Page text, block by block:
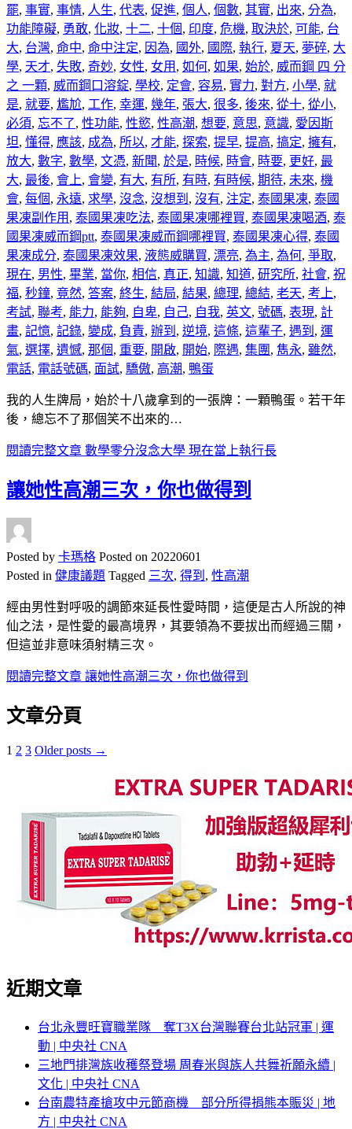
罷, 事實, 事情, 人生, 代表, 促進, 個人, 個數, 其實, 出來, 分為,
功能障礙, 勇敢, 化妝, 十二, 十個, 印度, 危機, 取決於, 可能, 台
大, 台灣, 命中, 命中注定, 因為, 國外, 國際, 執行, 夏天, 夢碎, 大
學, 天才, 失敗, 奇妙, 女性, 女用 , 如何, 如果, 始於, 威而鋼 四 分
之 一顆, 威而鋼口溶錠, 學校, 定會, 容易, 實力, 對方, 小學, 就
是, 就要, 尷尬, 工作, 幸運, 幾年, 張大, 很多, 後來, 從十, 從小,
必須, 忘不了, 性功能, 性慾, 性高潮, 想要, 意思, 意識, 愛因斯
坦, 懂得, 應該, 成為, 所以, 才能, 探索, 提早, 提高, 搞定, 擁有,
放大, 數字, 數學, 文憑, 新聞, 於是, 時候, 時會, 時要, 更好, 最
大, 最後, 會上, 會變, 有大, 有所, 有時, 有時候, 期待, 未來, 機
會, 每個, 永遠, 求學, 沒念, 沒想到 , 沒有, 注定, 泰國果凍, 泰國
果凍副作用 , 泰國果凍吃法, 泰國果凍哪裡買, 泰國果凍喝酒, 泰
國果凍威而鋼ptt, 泰國果凍威而鋼哪裡買, 泰國果凍心得, 泰國
果凍成分, 泰國果凍效果, 液態威購買, 漂亮, 為主, 為何, 爭取,
現在, 男性, 畢業, 當你, 相信, 真正, 知識, 知道, 研究所, 社會, 祝
福, 秒鐘, 竟然, 答案, 終生, 結局, 結果, 總理, 總結, 老天, 考上,
考試, 聯考, 能力, 能夠, 自卑, 自己, 自我, 英文, 號碼, 表現, 計
畫, 記憶, 記錄, 變成, 負責, 辦到 , 逆境, 這條, 這輩子, 遇到 , 運
氣, 選擇, 遺憾, 那個, 重要, 開啟, 開始, 際遇, 集團 , 雋永, 雖然,
電話, 電話號碼, 面試, 驕傲, 高潮, 鴨蛋
我的人生牌局，始於十八歲拿到的一張牌：一顆鴨蛋。若干年
後，總忘不了那個笑不出來的…
閱讀完整文章 數學零分沒念大學 現在當上執行長
讓她性高潮三次，你也做得到
Posted by 卡瑪格 Posted on 20220601
Posted in 健康議題 Tagged 三次, 得到 , 性高潮
經由男性對呼吸的調節來延長性愛時間，這便是古人所說的神
仙之法，是性愛的最高境界，其要領為不要拔出而經過三關，
但這並非意味須射精三次。
閱讀完整文章 讓她性高潮三次，你也做得到
文章分頁
1 2 3 Older posts →
近期文章
台北永豐旺寶職業隊 奪T3X台灣聯賽台北站冠軍 | 運
動 | 中央社 CNA
三地門排灣族收穫祭登場 周春米與族人共舞祈願永續 |
文化 | 中央社 CNA
台南農特產搶攻中元節商機 部分所得捐熊本賑災 | 地
方 | 中央社 CNA